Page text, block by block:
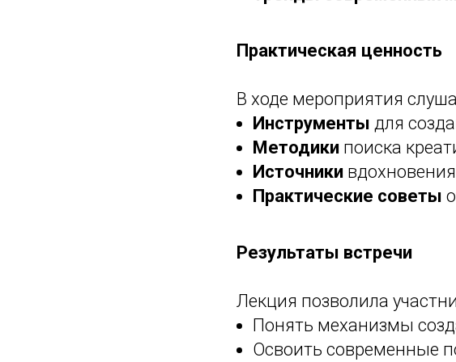
Практическая ценность
В ходе мероприятия
Инструменты для
Методики поиска
Источники
Практические советы
Результаты встречи
Лекция позволила
Понять механизмы
Освоить современные